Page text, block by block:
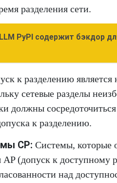
разделения сети.
PyPI содержит бэкдор
к разделению
сетевые разделы
должны
к разделению.
CP: Системы, которые
(допуск к доступному
над